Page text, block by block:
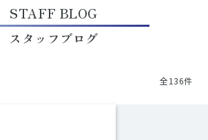
STAFF BLOG
スタッフブログ
全136件